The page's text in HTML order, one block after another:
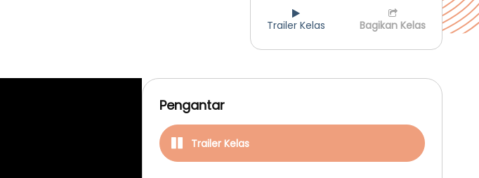
Trailer Kelas Bagikan Kelas
Pengantar
Trailer Kelas